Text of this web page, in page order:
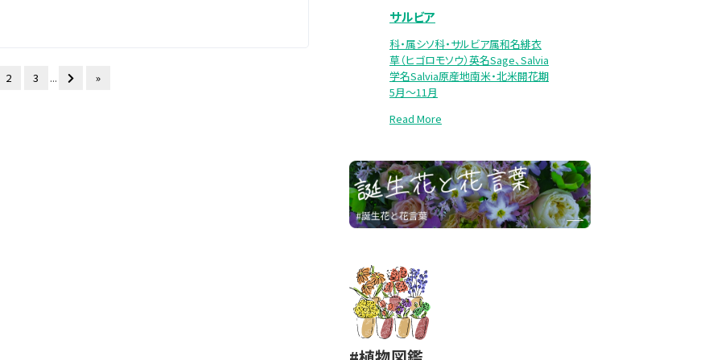
2 3 ... »
サルビア
科・属シソ科・サルビア属和名緋衣
草（ヒゴロモソウ）英名Sage、Salvia
学名Salvia原産地南米・北米開花期
5月～11月
Read More